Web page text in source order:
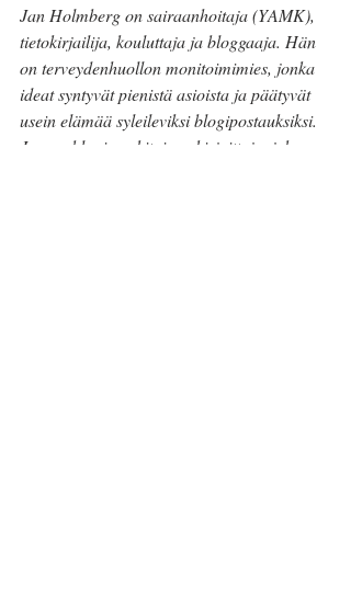
Jan Holmberg on sairaanhoitaja (YAMK),
tietokirjailija, kouluttaja ja bloggaaja. Hän
on terveydenhuollon monitoimimies, jonka
ideat syntyvät pienistä asioista ja päätyvät
usein elämää syleileviksi blogipostauksiksi.
Jan on blogin vakituinen kirjoittaja, joka